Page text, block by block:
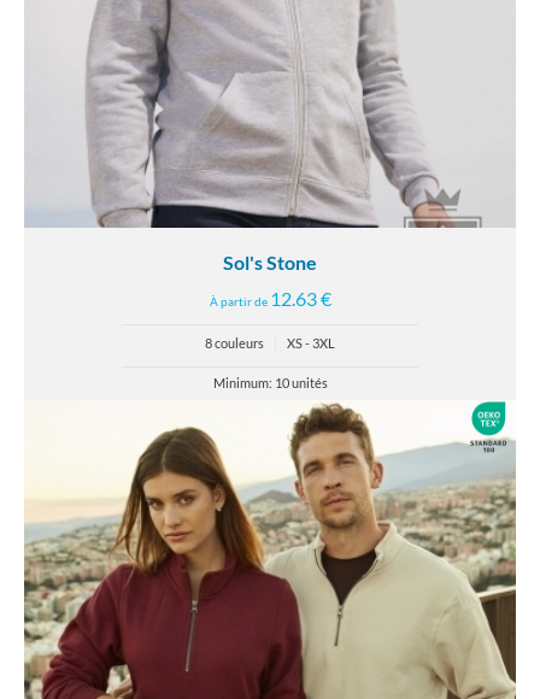
Sol's Stone
À partir de 12.63 €
8 couleurs XS - 3XL
Minimum: 10 unités